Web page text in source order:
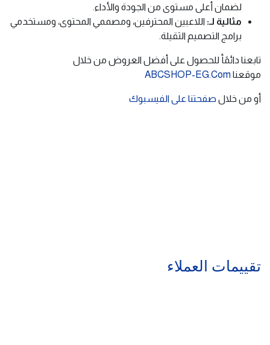
لضمان أعلى مستوى من الجودة والأداء.
مثالية لـ: اللاعبين المحترفين، ومصممي المحتوى، ومستخدمي
برامج التصميم الثقيلة.
تابعنا دائمًأ للحصول على أفضل العروض من خلال
موقعنا ABCSHOP-EG.Com
أو من خلال صفحتنا على الفيسبوك
تقييمات العملاء